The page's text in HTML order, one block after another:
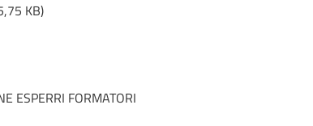
KB)
ESPERRI FORMATORI